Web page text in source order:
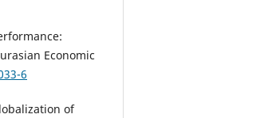
Economic
6
of